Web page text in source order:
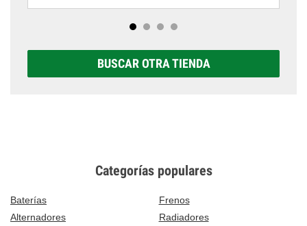
BUSCAR OTRA TIENDA
Categorías populares
Baterías
Frenos
Alternadores
Radiadores